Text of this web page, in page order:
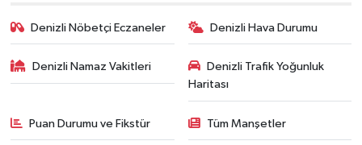
Denizli Nöbetçi Eczaneler Denizli Hava Durumu
Denizli Namaz Vakitleri
Denizli Trafik Yoğunluk
Haritası
Puan Durumu ve Fikstür Tüm Manşetler